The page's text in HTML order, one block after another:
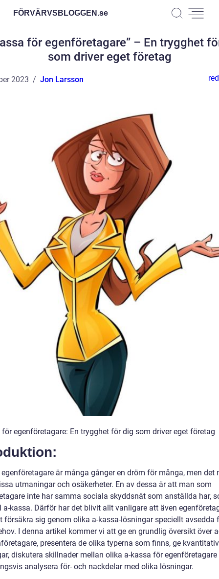
FÖRVÄRVSBLOGGEN.se
för egenföretagare” – En trygghet
som driver eget företag
2023 Jon Larsson
för egenföretagare: En trygghet för dig som driver eget företag
är många gånger en dröm för många, men det
utmaningar och osäkerheter. En av dessa är att man som
inte har samma sociala skyddsnät som anställda har,
a-kassa. Därför har det blivit allt vanligare att även
försäkra sig genom olika a-kassa-lösningar speciellt avsedda
I denna artikel kommer vi att ge en grundlig översikt över
presentera de olika typerna som finns, ge
diskutera skillnader mellan olika a-kassa för egenföretagare
analysera för- och nackdelar med olika lösningar.